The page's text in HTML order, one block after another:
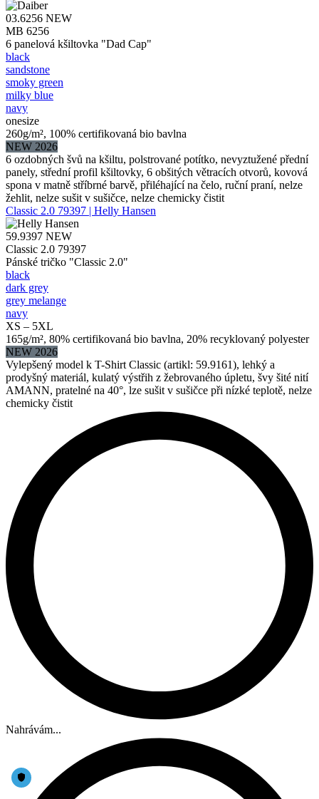
03.6256 NEW
MB 6256
6 panelová kšiltovka "Dad Cap"
black
sandstone
smoky green
milky blue
navy
onesize
260g/m², 100% certifikovaná bio bavlna
NEW 2026
6 ozdobných švů na kšiltu, polstrované potítko, nevyztužené přední
panely, střední profil kšiltovky, 6 obšitých větracích otvorů, kovová
spona v matně stříbrné barvě, přiléhající na čelo, ruční praní, nelze
žehlit, nelze sušit v sušičce, nelze chemicky čistit
Classic 2.0 79397 | Helly Hansen
59.9397 NEW
Classic 2.0 79397
Pánské tričko "Classic 2.0"
black
dark grey
grey melange
navy
XS – 5XL
165g/m², 80% certifikovaná bio bavlna, 20% recyklovaný polyester
NEW 2026
Vylepšený model k T-Shirt Classic (artikl: 59.9161), lehký a
prodyšný materiál, kulatý výstřih z žebrovaného úpletu, švy šité nití
AMANN, pratelné na 40°, lze sušit v sušičce při nízké teplotě, nelze
chemicky čistit
Nahrávám...